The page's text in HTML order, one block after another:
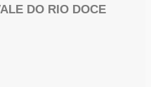
DO RIO DOCE